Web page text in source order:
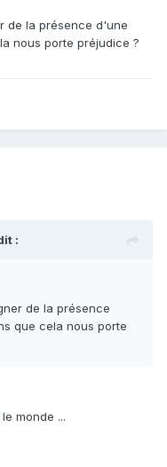
de la présence d'une
nous porte préjudice ?
:
de la présence
que cela nous porte
monde ...